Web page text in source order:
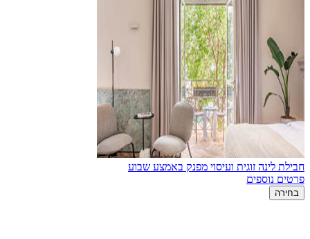
חבילת לינה זוגית ועיסוי מפנק באמצע שבוע
פרטים נוספים
בחירה